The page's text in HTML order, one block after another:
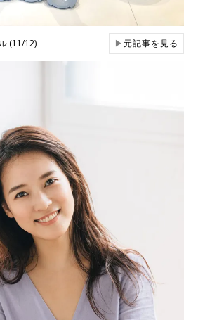
(11/12) ▶元記事を見る